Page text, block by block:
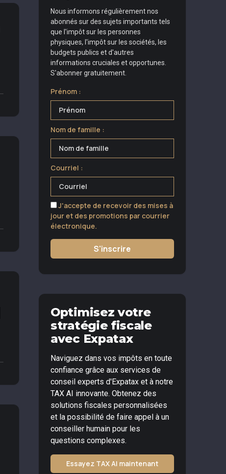
Nous informons régulièrement nos
abonnés sur des sujets importants tels
que l'impôt sur les personnes
physiques, l'impôt sur les sociétés, les
budgets publics et d'autres
informations cruciales et opportunes.
S'abonner gratuitement.
Prénom :
Nom de famille :
Courriel :
J'accepte de recevoir des mises à
jour et des promotions par courrier
électronique.
S'inscrire
Optimisez votre
stratégie fiscale
avec Expatax
Naviguez dans vos impôts en toute
confiance grâce aux services de
conseil experts d'Expatax et à notre
TAX AI innovante. Obtenez des
solutions fiscales personnalisées
et la possibilité de faire appel à un
conseiller humain pour les
questions complexes.
Essayez TAX AI maintenant